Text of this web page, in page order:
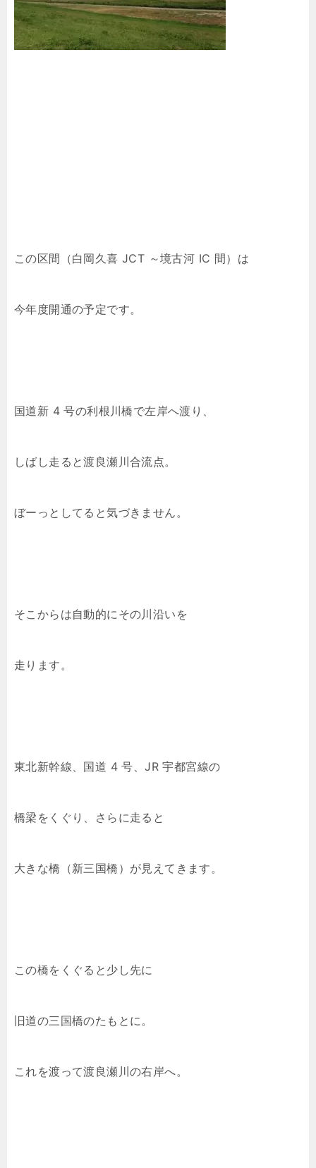
この区間（白岡久喜 JCT ～境古河 IC 間）は
今年度開通の予定です。
国道新 4 号の利根川橋で左岸へ渡り、
しばし走ると渡良瀬川合流点。
ぼーっとしてると気づきません。
そこからは自動的にその川沿いを
走ります。
東北新幹線、国道 4 号、JR 宇都宮線の
橋梁をくぐり、さらに走ると
大きな橋（新三国橋）が見えてきます。
この橋をくぐると少し先に
旧道の三国橋のたもとに。
これを渡って渡良瀬川の右岸へ。